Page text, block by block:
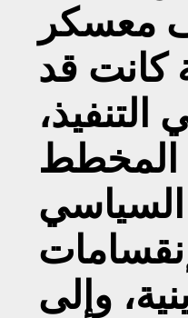
معسكر
كانت قد
المخطط
وإلى